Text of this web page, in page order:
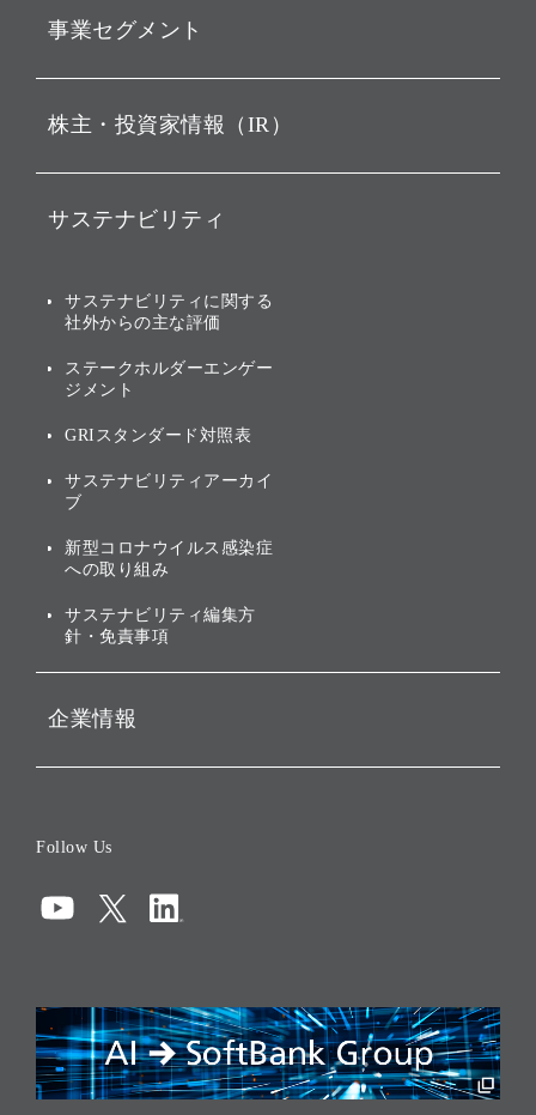
経営理念
ビジョン
戦略
バリュー
ソフトバンクグループの歩
[AI] What dreams are made
事業セグメント
ソフトバンク・ビジョン・
その他
グループ企業一覧
株主・投資家情報（IR）
IRカレンダー
業績・財務
アニュアルレポート
株主・投資家情報（IR）に
サステナビリティ
トップメッセージ
サステナビリティの考え方
ガバナンス
投資先のサステナビリティ
サステナビリティに関する
社外からの主な評価
ステークホルダーエンゲー
ジメント
GRIスタンダード対照表
サステナビリティアーカイ
ブ
新型コロナウイルス感染症
への取り組み
サステナビリティ編集方
針・免責事項
企業情報
コンプライアンス
リスクマネジメント
税務に対する取り組み
採用情報
Follow Us